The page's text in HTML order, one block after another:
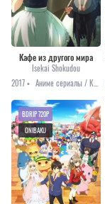
Кафе из другого мира
Isekai Shokudou
2017 •
BDRIP 720P
ONIBAKU